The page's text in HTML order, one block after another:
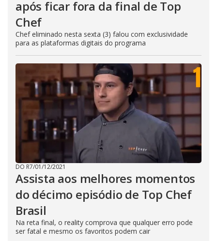
após ficar fora da final de Top
Chef
Chef eliminado nesta sexta (3) falou com exclusividade
para as plataformas digitais do programa
DO R7/01/12/2021
Assista aos melhores momentos
do décimo episódio de Top Chef
Brasil
Na reta final, o reality comprova que qualquer erro pode
ser fatal e mesmo os favoritos podem cair